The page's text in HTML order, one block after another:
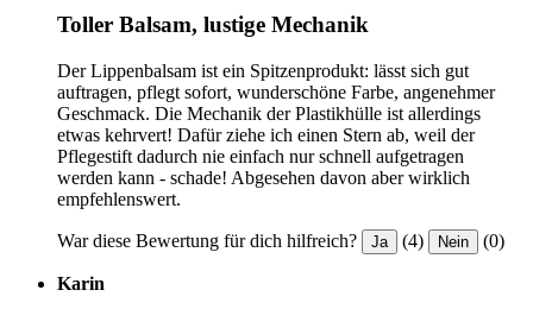
Toller Balsam, lustige Mechanik
Der Lippenbalsam ist ein Spitzenprodukt: lässt sich gut
auftragen, pflegt sofort, wunderschöne Farbe, angenehmer
Geschmack. Die Mechanik der Plastikhülle ist allerdings
etwas kehrvert! Dafür ziehe ich einen Stern ab, weil der
Pflegestift dadurch nie einfach nur schnell aufgetragen
werden kann - schade! Abgesehen davon aber wirklich
empfehlenswert.
War diese Bewertung für dich hilfreich? Ja (4) Nein (0)
Karin